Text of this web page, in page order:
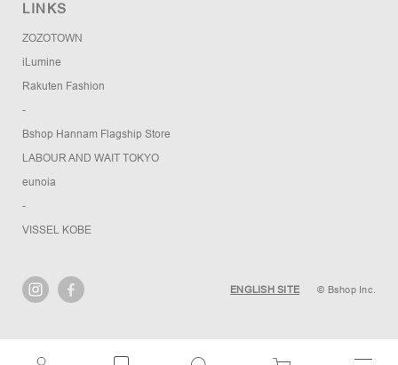
LINKS
ZOZOTOWN
iLumine
Rakuten Fashion
-
Bshop Hannam Flagship Store
LABOUR AND WAIT TOKYO
eunoia
-
VISSEL KOBE
ENGLISH SITE © Bshop Inc.